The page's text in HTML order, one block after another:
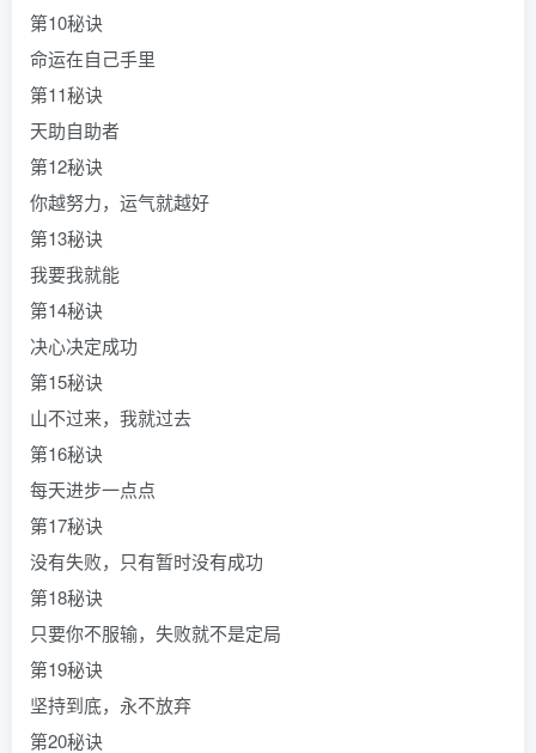
第10秘诀
命运在自己手里
第11秘诀
天助自助者
第12秘诀
你越努力，运气就越好
第13秘诀
我要我就能
第14秘诀
决心决定成功
第15秘诀
山不过来，我就过去
第16秘诀
每天进步一点点
第17秘诀
没有失败，只有暂时没有成功
第18秘诀
只要你不服输，失败就不是定局
第19秘诀
坚持到底，永不放弃
第20秘诀